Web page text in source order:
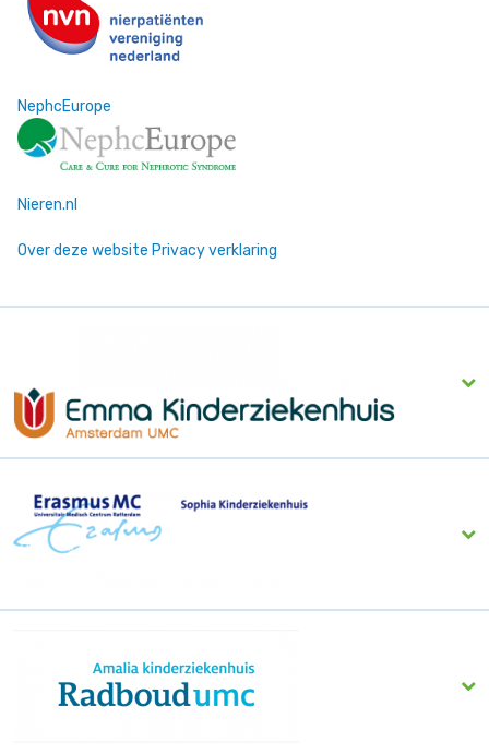
NephcEurope
Nieren.nl
Over deze website Privacy verklaring